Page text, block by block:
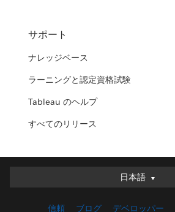
サポート
ナレッジベース
ラーニングと認定資格試験
Tableau のヘルプ
すべてのリリース
日本語
日本語
信頼 ブログ デベロッパー